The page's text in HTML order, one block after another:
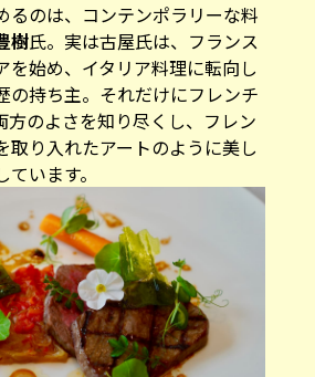
るのは、コンテンポラリーな料
樹氏。実は古屋氏は、フランス
を始め、イタリア料理に転向し
の持ち主。それだけにフレンチ
方のよさを知り尽くし、フレン
取り入れたアートのように美し
います。